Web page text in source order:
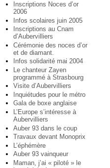
Inscriptions Noces d’or
2006
Infos scolaires juin 2005
Inscriptions au Cnam
d’Aubervilliers
Cérémonie des noces d’or
et de diamant.
Infos solidarité mai 2004
Le chanteur Zayen
programmé à Strasbourg
Visite d’Aubervilliers
Inquiétudes pour le métro
Gala de boxe anglaise
L’Europe s’intéresse à
Aubervilliers
Auber 93 dans le coup
Travaux devant Monoprix
L’éphémère
Auber 93 vainqueur
Maman, j’ai « piloté » le